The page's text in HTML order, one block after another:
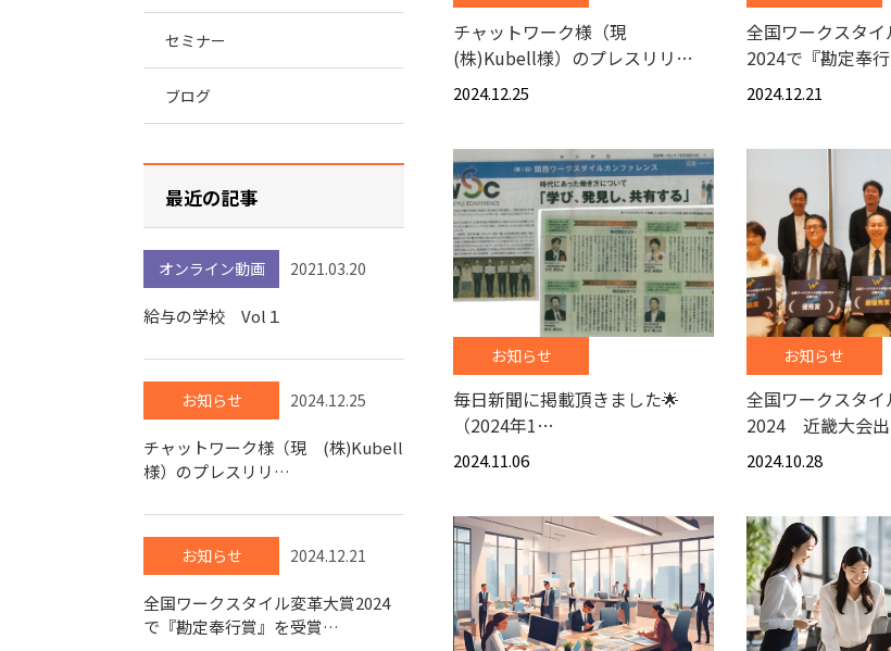
チャットワーク様（現
(株)Kubell様）のプレスリリ…
2024.12.25
全国ワークスタ
2024で『勘定奉
2024.12.21
お知らせ
毎日新聞に掲載頂きました🌟
（2024年1…
2024.11.06
お知らせ
全国ワークスタ
2024 近畿大会
2024.10.28
セミナー
ブログ
最近の記事
オンライン動画 2021.03.20
給与の学校 Vol１
お知らせ 2024.12.25
チャットワーク様（現 (株)Kubell
様）のプレスリリ…
お知らせ 2024.12.21
全国ワークスタイル変革大賞2024
で『勘定奉行賞』を受賞…